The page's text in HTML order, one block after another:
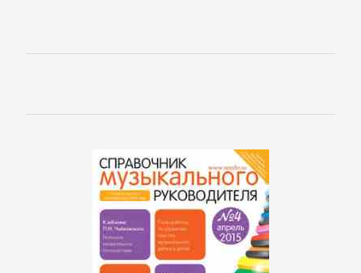
любовные
любовные
любовные